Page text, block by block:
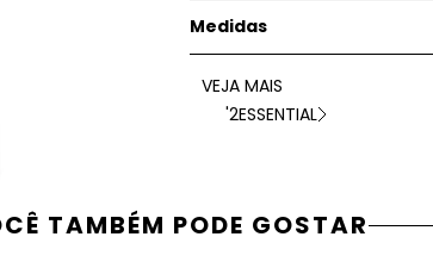
Medidas
VEJA MAIS
'2ESSENTIAL
TAMBÉM PODE GOSTAR